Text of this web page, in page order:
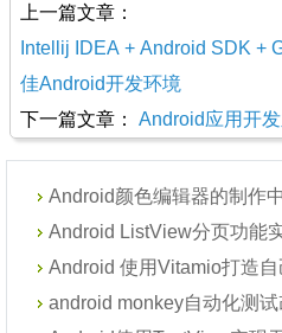
上一篇文章：
Intellij IDEA + Android SDK +
佳Android开发环境
下一篇文章： Android应用开
Android颜色编辑器的制作
Android ListView分页功能
Android 使用Vitamio打造
android monkey自动化测